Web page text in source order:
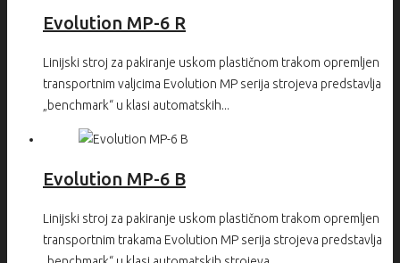
Evolution MP-6 R
Linijski stroj za pakiranje uskom plastičnom trakom opremljen
transportnim valjcima Evolution MP serija strojeva predstavlja
„benchmark“ u klasi automatskih...
Evolution MP-6 B
Linijski stroj za pakiranje uskom plastičnom trakom opremljen
transportnim trakama Evolution MP serija strojeva predstavlja